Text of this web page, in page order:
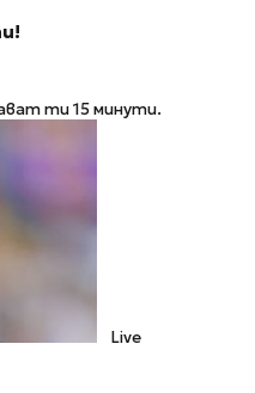
ти 15 минути.
Live